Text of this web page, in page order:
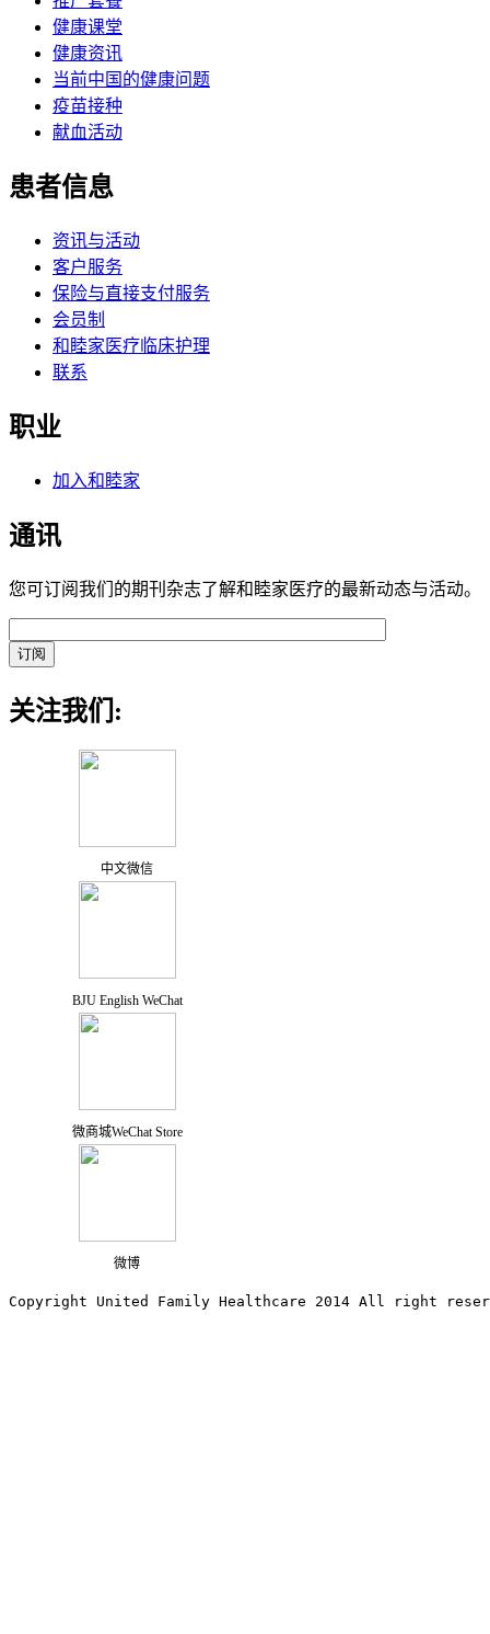
健康课堂
健康资讯
当前中国的健康问题
疫苗接种
献血活动
患者信息
资讯与活动
客户服务
保险与直接支付服务
会员制
和睦家医疗临床护理
联系
职业
加入和睦家
通讯
您可订阅我们的期刊杂志了解和睦家医疗的最新动态与活动。
关注我们:
中文微信
BJU English WeChat
微商城WeChat Store
微博
Copyright United Family Healthcare 2014 All right